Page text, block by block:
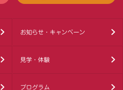
お知らせ・キャンペーン
見学・体験
プログラム